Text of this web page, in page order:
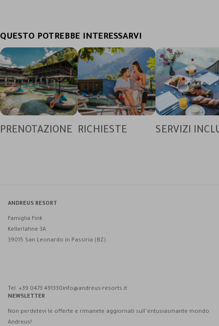
QUESTO POTREBBE INTERESSARVI
PRENOTAZIONE RICHIESTE SERVIZI
ANDREUS RESORT
Famiglia Fink
Kellerlahne 3A
39015 San Leonardo in Passiria (BZ)
Tel. +39 0473 491330info@andreus-resorts.it
NEWSLETTER
Non perdetevi le offerte e rimanete aggiornati sull’entusiasmante mondo
Andreus!